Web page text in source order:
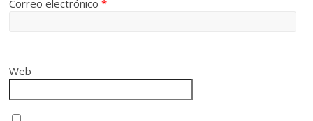
Correo electrónico*
Web